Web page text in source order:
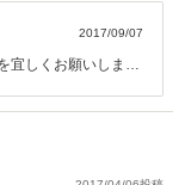
2017/09/07
宜しくお願いしま